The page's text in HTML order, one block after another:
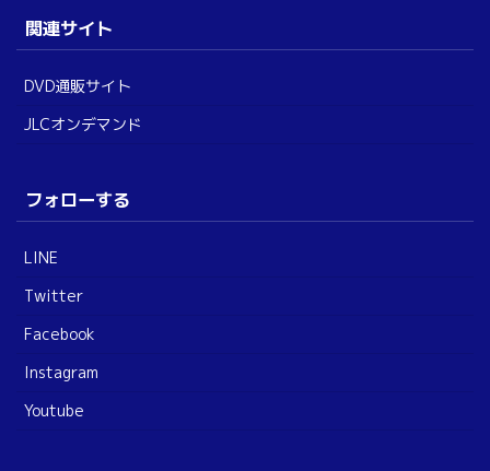
関連サイト
DVD通販サイト
JLCオンデマンド
フォローする
LINE
Twitter
Facebook
Instagram
Youtube